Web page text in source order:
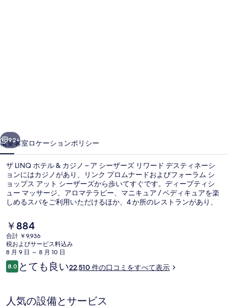
ジ
ノ
ア
シ
ザ
ー
ズ
ワ
次へ
92+
概要客室ロケーションポリシー
ザ LINQ ホテル & カジノ – ア シーザーズ リワード デスティネーシ
ョンにはカジノがあり、リンク プロムナードおよびフォーラム シ
ョップス アット シーザーズから歩いてすぐです。ディープティシ
ュー マッサージ、アロマテラピー、マニキュア / ペディキュアを楽
しめるスパをご利用いただけるほか、4 か所のレストランがあり、
チ、ディナーをお召し上がりいただけます。そのほかの人気設備と
して4 か所のバー / ラウンジ、24 時間営業のフィットネスセンタ
ー、およびスチームサウナがあります。中心部というロケーション
や周辺の観光スポットが旅行者の高い評価を得ています。周辺では
さまざまな公共交通機関を利用できます。ハラーズ & ザ LINQ 駅ま
では 6 分、フラミンゴ - シーザーズ パレス モノレール駅までは 8 分
です。
現
在
の
料
金
は
す
￥884
合計 ￥9,936
税およびサービス料込み
8 月 9 日 ～ 8 月 10 日
口
コ
8.010段階中8.0
とても良い22,510 件の口コミをすべて表示
人気の設備とサービス